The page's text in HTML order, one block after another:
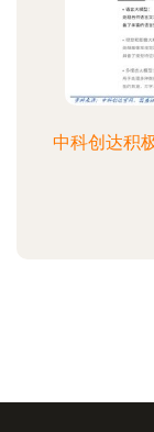
中科创达积